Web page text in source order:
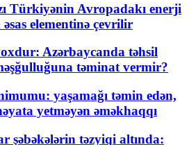
Türkiyənin Avropadakı enerji
elementinə çevrilir
Azərbaycanda təhsil
təminat vermir?
yaşamağı təmin edən,
yetməyən əməkhaqqı
şəbəkələrin təzyiqi altında: